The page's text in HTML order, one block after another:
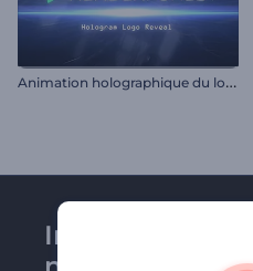
A
nimation holographique du logo
Inscrivez-vous